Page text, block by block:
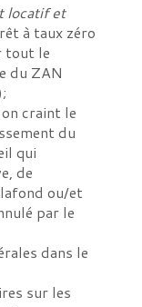
locatif et
à taux zéro
tout le
du ZAN
craint le
du
qui
de
ou/et
par le
dans le
sur les